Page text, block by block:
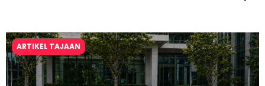
ARTIKEL TAJAAN